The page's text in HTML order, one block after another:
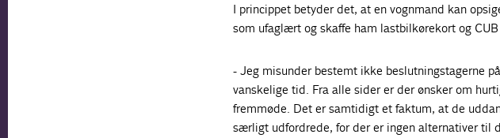
I princippet betyder det, at en vognmand kan
som ufaglært og skaffe ham lastbilkørekort og
- Jeg misunder bestemt ikke beslutningstagerne
vanskelige tid. Fra alle sider er der ønsker om
fremmøde. Det er samtidigt et faktum, at de
særligt udfordrede, for der er ingen alternativer til